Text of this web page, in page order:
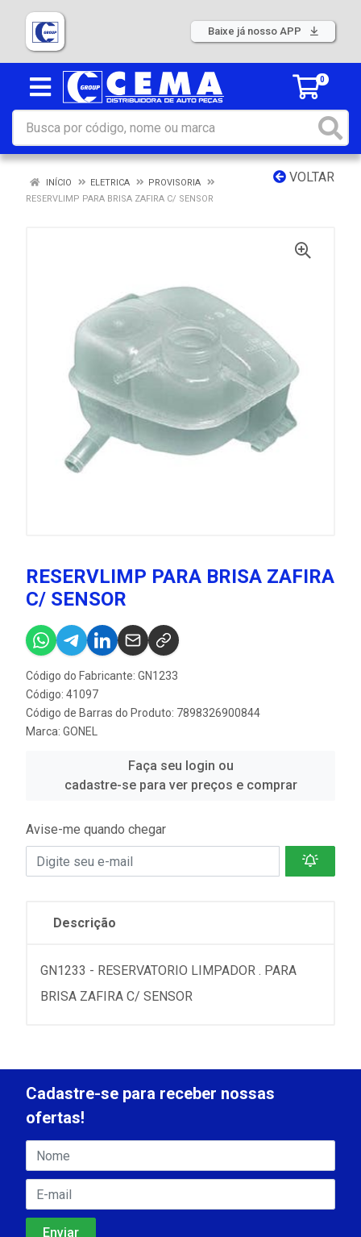
Baixe já nosso APP
0
VOLTAR
INÍCIO ELETRICA
PROVISORIA
RESERVLIMP PARA BRISA ZAFIRA C/ SENSOR
RESERVLIMP PARA BRISA ZAFIRA
C/ SENSOR
Código do Fabricante: GN1233
Código: 41097
Código de Barras do Produto: 7898326900844
Marca: GONEL
Faça seu login ou
cadastre-se para ver preços e comprar
Avise-me quando chegar
Descrição
GN1233 - RESERVATORIO LIMPADOR . PARA
BRISA ZAFIRA C/ SENSOR
Cadastre-se para receber nossas
ofertas!